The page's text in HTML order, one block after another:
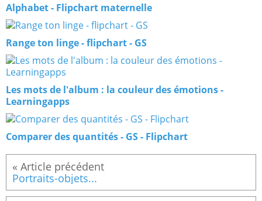
Alphabet - Flipchart maternelle
Range ton linge - flipchart - GS
Les mots de l'album : la couleur des émotions -
Learningapps
Comparer des quantités - GS - Flipchart
Portraits-objets...